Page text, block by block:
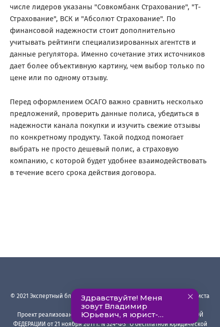
числе лидеров указаны "Совкомбанк Страхование", "Т-
Страхование", ВСК и "Абсолют Страхование". По
финансовой надежности стоит дополнительно
учитывать рейтинги специализированных агентств и
данные регулятора. Именно сочетание этих источников
дает более объективную картину, чем выбор только по
цене или по одному отзыву.
Перед оформлением ОСАГО важно сравнить несколько
предложений, проверить данные полиса, убедиться в
надежности канала покупки и изучить свежие отзывы
по конкретному продукту. Такой подход помогает
выбрать не просто дешевый полис, а страховую
компанию, с которой будет удобнее взаимодействовать
в течение всего срока действия договора.
© 2021 Экспертный блог Ардашева Владимира ·Авторский блог юриста
с опытом более 23 лет
Проект реализован в рамках ФЕДЕРАЛЬНОГО ЗАКОНА РОССИЙСКОЙ
ФЕДЕРАЦИИ от 21 ноября 2011 г. N 324-ФЗ "О бесплатной юридической